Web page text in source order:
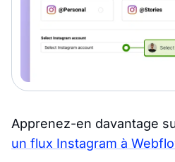
Apprenez-en davantage
un flux Instagram à